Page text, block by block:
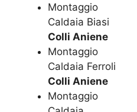
Montaggio
Caldaia Biasi
Colli Aniene
Montaggio
Caldaia Ferroli
Colli Aniene
Montaggio